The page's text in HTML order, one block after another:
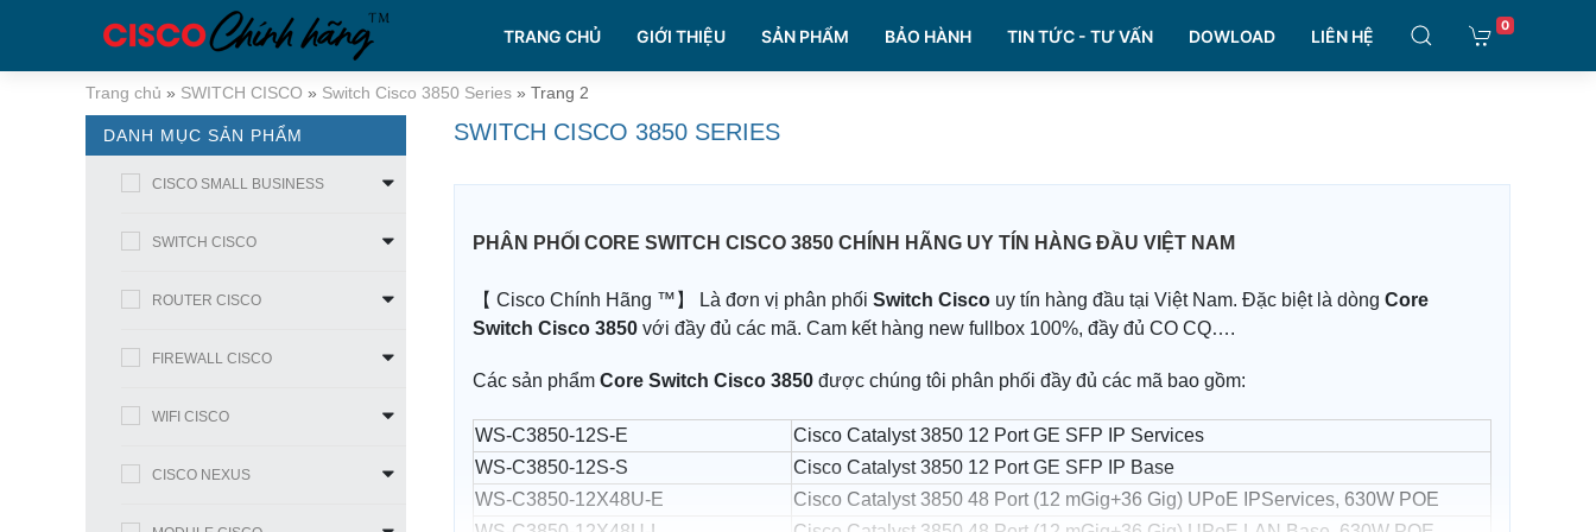
TRANG CHỦ GIỚI THIỆU SẢN PHẨM BẢO HÀNH TIN TỨC - TƯ VẤN DOWLOAD LIÊN HỆ
0
Trang chủ » SWITCH CISCO » Switch Cisco 3850 Series » Trang 2
SWITCH CISCO 3850 SERIES
PHÂN PHỐI CORE SWITCH CISCO 3850 CHÍNH HÃNG UY TÍN HÀNG ĐẦU VIỆT NAM
【 Cisco Chính Hãng ™】 Là đơn vị phân phối Switch Cisco uy tín hàng đầu tại Việt Nam. Đặc biệt là dòng Core
Switch Cisco 3850 với đầy đủ các mã. Cam kết hàng new fullbox 100%, đầy đủ CO CQ….
Các sản phẩm Core Switch Cisco 3850 được chúng tôi phân phối đầy đủ các mã bao gồm:
WS-C3850-12S-E
Cisco Catalyst 3850 12 Port GE SFP IP Services
WS-C3850-12S-S
Cisco Catalyst 3850 12 Port GE SFP IP Base
WS-C3850-12X48U-E
Cisco Catalyst 3850 48 Port (12 mGig+36 Gig) UPoE IPServices, 630W POE
DANH MỤC SẢN PHẨM
CISCO SMALL BUSINESS
SWITCH CISCO
ROUTER CISCO
FIREWALL CISCO
WIFI CISCO
CISCO NEXUS